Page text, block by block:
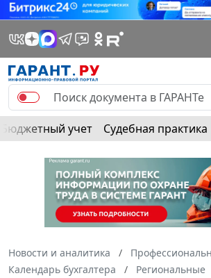
Бюджетный учет Судебная практика
Новости и аналитика
Календарь бухгалтера
Региональные